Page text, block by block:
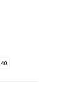
40